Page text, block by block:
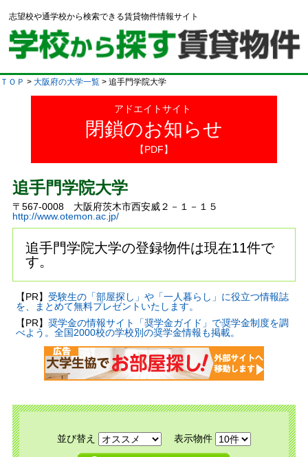
志望校や通学校から検索できる賃貸物件情報サイト
ＴＯＰ > 大阪府の大学一覧 > 追手門学院大学
アドエイトサイト
閉鎖のお知らせ
【PDF】
追手門学院大学
〒567-0008 大阪府茨木市西安威２－１－１５
http://www.otemon.ac.jp/
追手門学院大学の登録物件は現在11件で
す。
【PR】 受験生の「部屋探し」や「一人暮らし」に役立つ情報誌
を、まとめて無料プレゼントいたします。
【PR】 奨学金の情報サイト「奨学金ガイド」で奨学金制度を調
べよう。全国2000校の学校別の奨学金情報も掲載。
並び替え 表示物件